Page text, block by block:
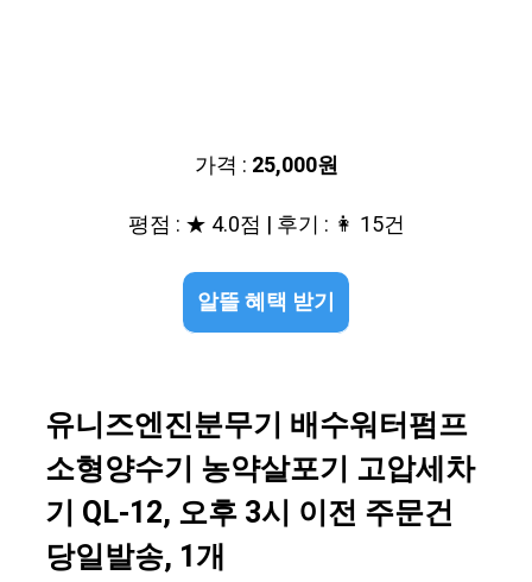
가격 : 25,000원
평점 : ★ 4.0점 | 후기 : 👩 15건
알뜰 혜택 받기
유니즈엔진분무기 배수워터펌프
소형양수기 농약살포기 고압세차
기 QL-12, 오후 3시 이전 주문건
당일발송, 1개